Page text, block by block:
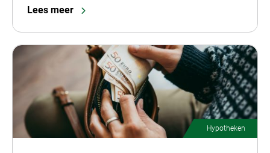
Lees meer
Hypotheken